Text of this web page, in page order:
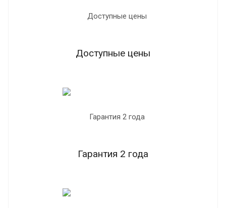
Доступные цены
Гарантия 2 года